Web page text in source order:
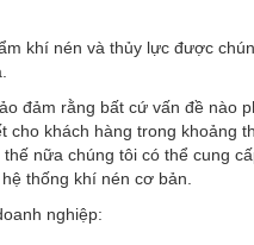
khí nén và thủy lực được
đảm rằng bất cứ vấn đề nào
cho khách hàng trong khoảng
nữa chúng tôi có thể cung
thống khí nén cơ bản.
nghiệp: